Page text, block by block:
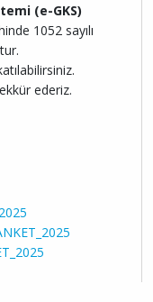
(e-GKS)
1052 sayılı
ederiz.